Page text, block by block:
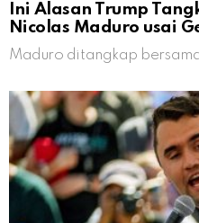
Ini Alasan Trump
Nicolas Maduro usai
Maduro ditangkap